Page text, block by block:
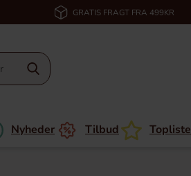
GRATIS FRAGT FRA 499KR
Nyheder Tilbud Topliste